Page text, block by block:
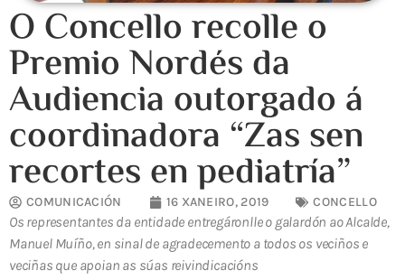
O Concello recolle o
Premio Nordés da
Audiencia outorgado á
coordinadora “Zas sen
recortes en pediatría”
COMUNICACIÓN 16 XANEIRO, 2019 CONCELLO
Os representantes da entidade entregáronlle o galardón ao Alcalde,
Manuel Muíño, en sinal de agradecemento a todos os veciños e
veciñas que apoian as súas reivindicacións